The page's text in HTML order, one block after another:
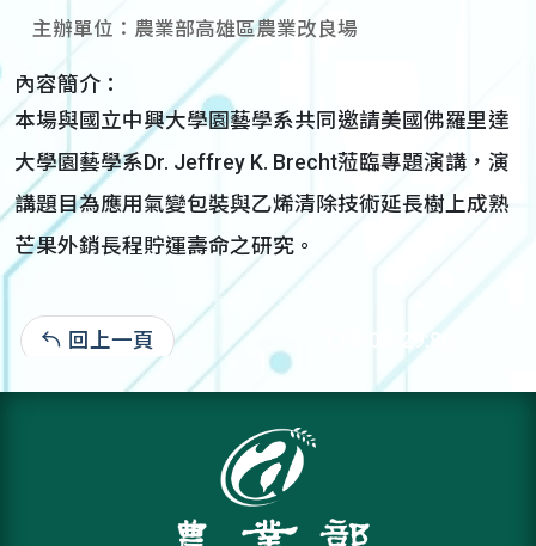
主辦單位：農業部高雄區農業改良場
內容簡介：
本場與國立中興大學園藝學系共同邀請美國佛羅里達
大學園藝學系Dr. Jeffrey K. Brecht蒞臨專題演講，演
講題目為應用氣變包裝與乙烯清除技術延長樹上成熟
芒果外銷長程貯運壽命之研究。
回上一頁 115-05-29:86